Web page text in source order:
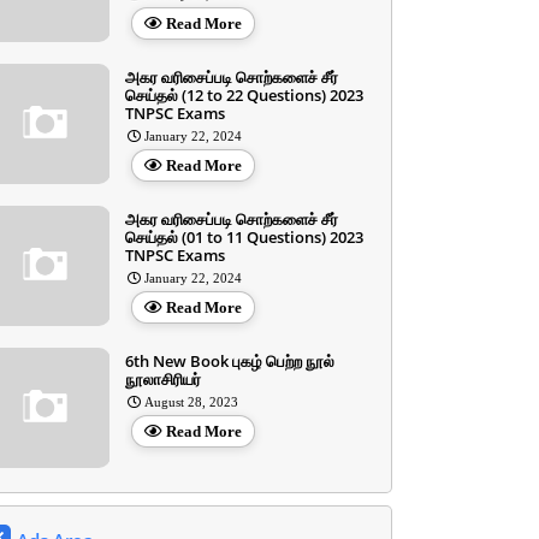
Read More
அகர வரிசைப்படி சொற்களைச் சீர்
செய்தல் (12 to 22 Questions) 2023
TNPSC Exams
January 22, 2024
Read More
அகர வரிசைப்படி சொற்களைச் சீர்
செய்தல் (01 to 11 Questions) 2023
TNPSC Exams
January 22, 2024
Read More
6th New Book புகழ் பெற்ற நூல்
நூலாசிரியர்
August 28, 2023
Read More